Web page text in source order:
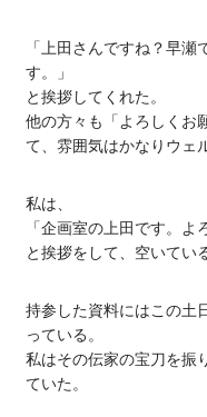
「上田さんですね？早
す。」
と挨拶してくれた。
他の方々も「よろしくお
て、雰囲気はかなりウェ
私は、
「企画室の上田です。よ
と挨拶をして、空いてい
持参した資料にはこの土
っている。
私はその伝家の宝刀を振
ていた。